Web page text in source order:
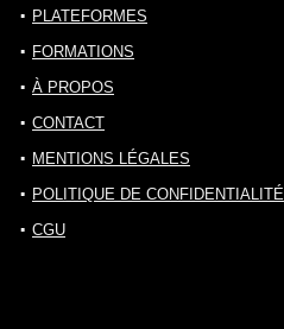
PLATEFORMES
FORMATIONS
À PROPOS
CONTACT
MENTIONS LÉGALES
POLITIQUE DE CONFIDENTIALITÉ
CGU